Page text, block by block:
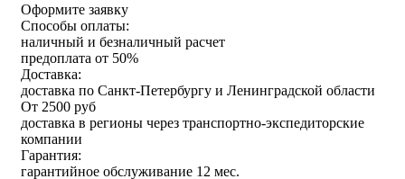
Способы оплаты:
наличный и безналичный расчет
предоплата от 50%
Доставка:
доставка по Санкт-Петербургу и Ленинградской области
От 2500 руб
доставка в регионы через транспортно-экспедиторские
компании
Гарантия:
гарантийное обслуживание 12 мес.
Оформите заявку